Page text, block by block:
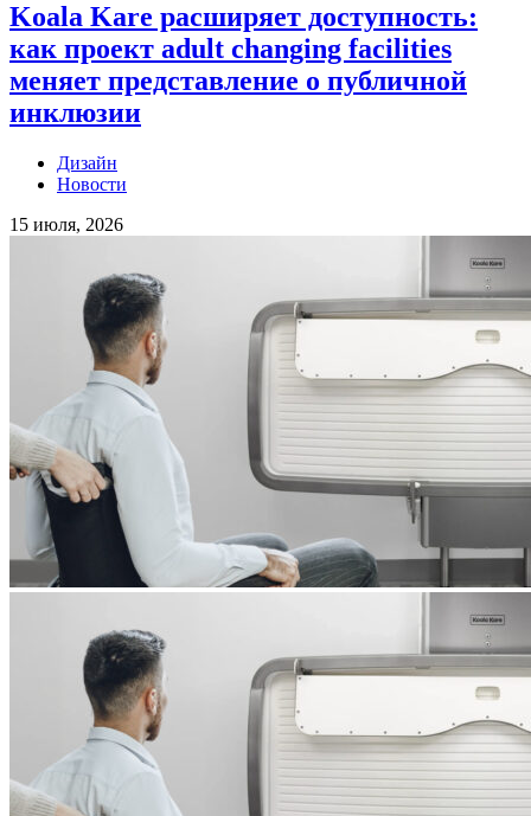
Koala Kare расширяет доступность:
как проект adult changing facilities
меняет представление о публичной
инклюзии
Дизайн
Новости
15 июля, 2026